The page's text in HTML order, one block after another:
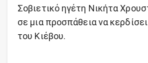
Σοβιετικό ηγέτη Νικήτα
σε μια προσπάθεια να
του Κιέβου.